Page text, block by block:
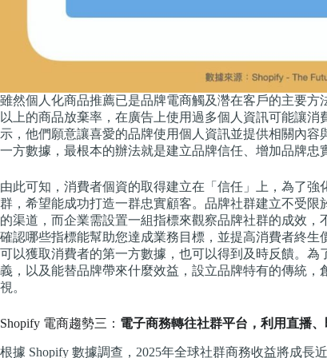
雖然個人化商品推薦已是品牌電商觸及濳在客戶的主要
以上的商品放棄率，在廣告上使用過多個人資訊可能讓
示，他們願意讓喜愛的品牌使用個人資訊並提供相關內
一方數據，最根本的辦法就是建立品牌信任、增加品牌忠
由此可知，消費者個資的取得建立在「信任」上，為了
群，希望能成功打造一群忠實顧客。品牌社群建立不受
的渠道，而企業需設置一組指標來觀察品牌社群的成效
確認哪些指標能幫助您達成業務目標，並提高消費者終
可以獲取消費者的第一方數據，也可以得到及時反饋。
義，以及能替品牌帶來什麼效益，設立品牌特有的傳統
視。
Shopify 電商趨勢三： 電子商務轉往社群平台，利用直播
根據 Shopify 數據調查，2025年全球社群商務收益將成